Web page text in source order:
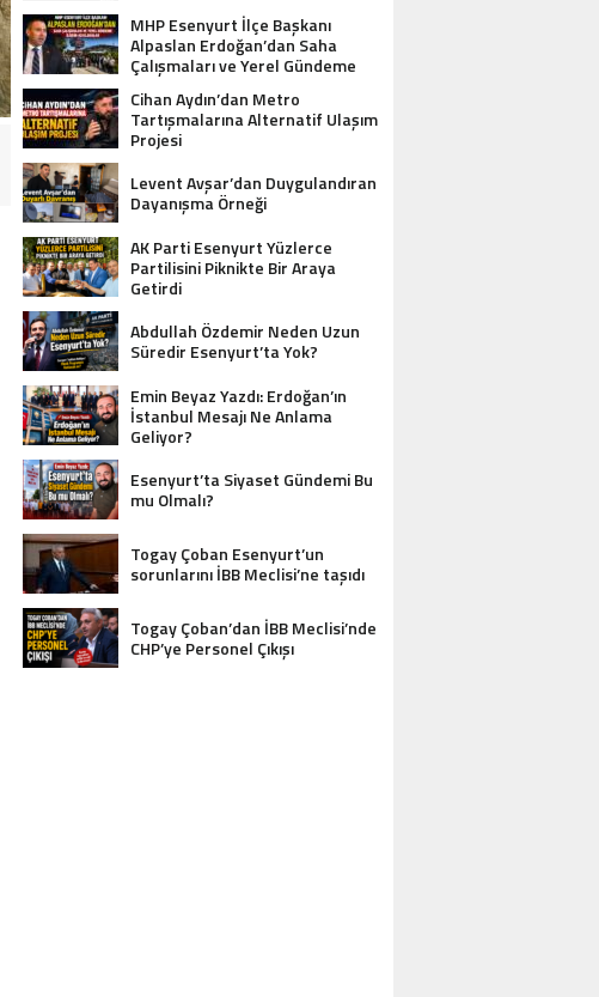
MHP Esenyurt İlçe Başkanı
Alpaslan Erdoğan’dan Saha
Çalışmaları ve Yerel Gündeme
İlişkin Açıklamalar
Cihan Aydın’dan Metro
Tartışmalarına Alternatif Ulaşım
Projesi
Levent Avşar’dan Duygulandıran
Dayanışma Örneği
AK Parti Esenyurt Yüzlerce
Partilisini Piknikte Bir Araya
Getirdi
Abdullah Özdemir Neden Uzun
Süredir Esenyurt’ta Yok?
Emin Beyaz Yazdı: Erdoğan’ın
İstanbul Mesajı Ne Anlama
Geliyor?
Esenyurt’ta Siyaset Gündemi Bu
mu Olmalı?
Togay Çoban Esenyurt’un
sorunlarını İBB Meclisi’ne taşıdı
Togay Çoban’dan İBB Meclisi’nde
CHP’ye Personel Çıkışı